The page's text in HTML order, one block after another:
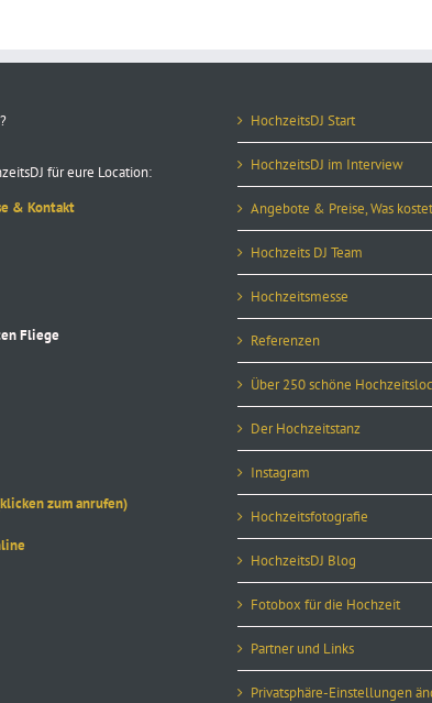
für eure Location:
& Kontakt
Fliege
zum anrufen)
HochzeitsDJ Start
HochzeitsDJ im Interview
Angebote & Preise, Was
Hochzeits DJ Team
Hochzeitsmesse
Referenzen
Über 250 schöne
Der Hochzeitstanz
Instagram
Hochzeitsfotografie
HochzeitsDJ Blog
Fotobox für die Hochzeit
Partner und Links
Privatsphäre-Einstellungen